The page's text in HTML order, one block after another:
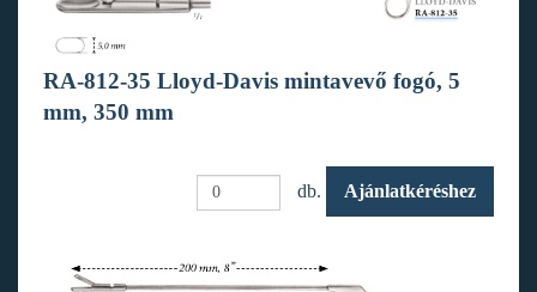
RA-812-35 Lloyd-Davis mintavevő fogó, 5
mm, 350 mm
db. Ajánlatkéréshez